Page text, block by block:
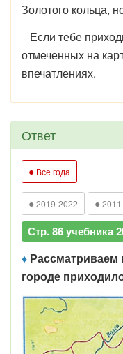
Золотого кольца,
Если тебе
отмеченных на
впечатлениях.
Ответ
● Все года
● 2019-2022 ●
Стр. 86 учебника
♦ Рассматриваем
городе